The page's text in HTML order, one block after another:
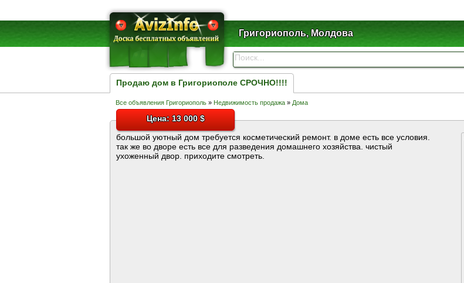
Григориополь, Молдова
Продаю дом в Григориополе СРОЧНО!!!!
Все объявления Григориополь » Недвижимость продажа » Дома
Цена: 13 000 $
большой уютный дом требуется косметический ремонт. в доме есть все условия.
так же во дворе есть все для разведения домашнего хозяйства. чистый
ухоженный двор. приходите смотреть.